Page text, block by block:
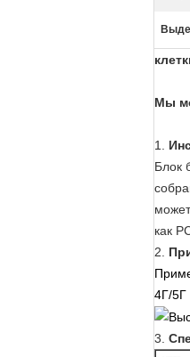
Мы
1.
Блок
как
2.
4Г/5Г
3.